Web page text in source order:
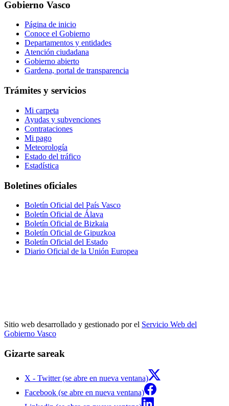
Gobierno Vasco
Página de inicio
Conoce el Gobierno
Departamentos y entidades
Atención ciudadana
Gobierno abierto
Gardena, portal de transparencia
Trámites y servicios
Mi carpeta
Ayudas y subvenciones
Contrataciones
Mi pago
Meteorología
Estado del tráfico
Estadística
Boletines oficiales
Boletín Oficial del País Vasco
Boletín Oficial de Álava
Boletín Oficial de Bizkaia
Boletín Oficial de Gipuzkoa
Boletín Oficial del Estado
Diario Oficial de la Unión Europea
Sitio web desarrollado y gestionado por el Servicio Web del
Gobierno Vasco
Gizarte sareak
X - Twitter (se abre en nueva ventana)
Facebook (se abre en nueva ventana)